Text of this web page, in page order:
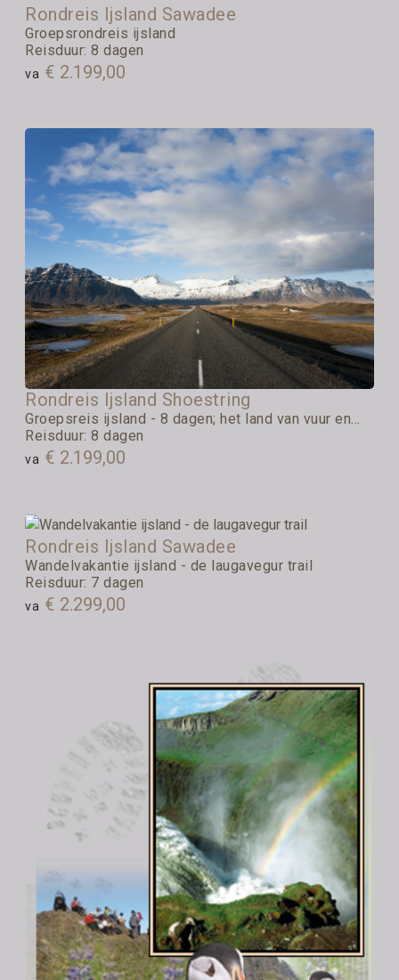
Rondreis Ijsland Sawadee
Groepsrondreis ijsland
Reisduur: 8 dagen
va € 2.199,00
Rondreis Ijsland Shoestring
Groepsreis ijsland - 8 dagen; het land van vuur en...
Reisduur: 8 dagen
va € 2.199,00
Rondreis Ijsland Sawadee
Wandelvakantie ijsland - de laugavegur trail
Reisduur: 7 dagen
va € 2.299,00